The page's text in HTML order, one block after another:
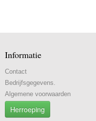
Informatie
Contact
Bedrijfsgegevens.
Algemene voorwaarden
Herroeping